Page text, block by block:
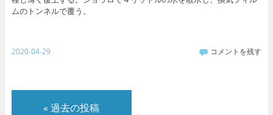
ムのトンネルで覆う。
2020-04-29 コメントを残す
« 過去の投稿